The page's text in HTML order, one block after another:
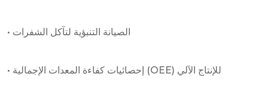
• الصيانة التنبؤية لتآكل الشفرات
• إحصائيات كفاءة المعدات الإجمالية (OEE) للإنتاج الآلي